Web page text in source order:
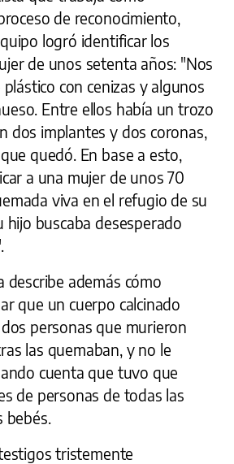
de reconocimiento,
logró identificar los
de unos setenta años: "Nos
con cenizas y algunos
Entre ellos había un trozo
dos implantes y dos coronas,
quedó. En base a esto,
a una mujer de unos 70
viva en el refugio de su
hijo buscaba desesperado
describe además cómo
que un cuerpo calcinado
personas que murieron
las quemaban, y no le
cuenta que tuvo que
de personas de todas las
bebés.
tristemente